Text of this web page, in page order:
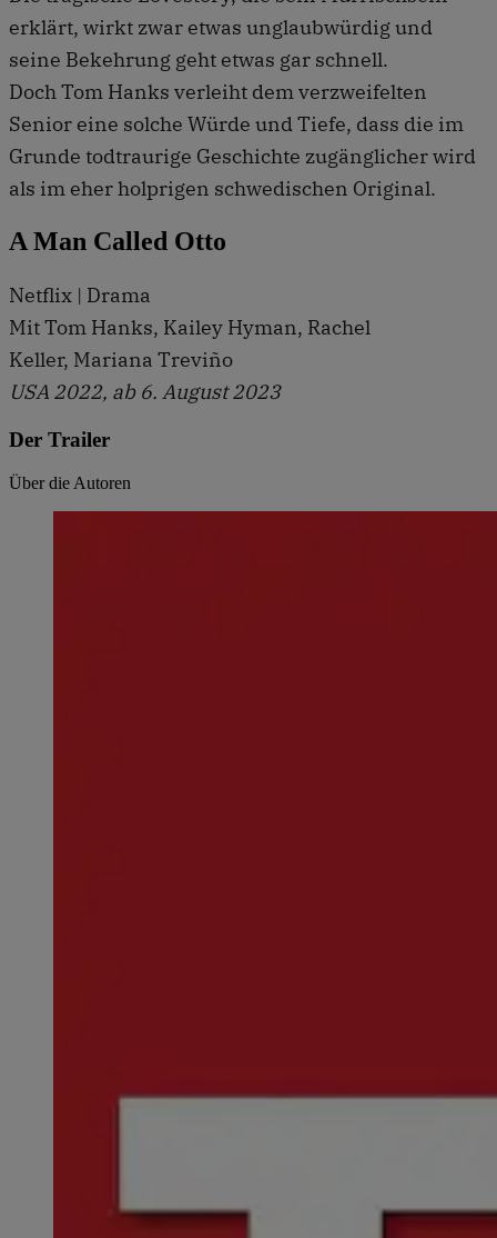
erklärt, wirkt zwar etwas unglaubwürdig und
seine Bekehrung geht etwas gar schnell.
Doch Tom Hanks verleiht dem verzweifelten
Senior eine solche Würde und Tiefe, dass die im
Grunde todtraurige Geschichte zugänglicher wird
als im eher holprigen schwedischen Original.
A Man Called Otto
Netflix | Drama
Mit Tom Hanks, Kailey Hyman, Rachel
Keller, Mariana Treviño
USA 2022, ab 6. August 2023
Der Trailer
Über die Autoren